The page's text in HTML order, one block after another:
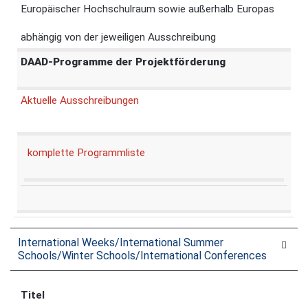
Europäischer Hochschulraum sowie außerhalb Europas
abhängig von der jeweiligen Ausschreibung
DAAD-Programme der Projektförderung
Aktuelle Ausschreibungen
komplette Programmliste
International Weeks/International Summer
Schools/Winter Schools/International Conferences
Titel